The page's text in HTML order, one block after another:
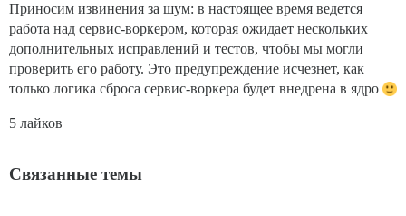
Приносим извинения за шум: в настоящее время ведется
работа над сервис-воркером, которая ожидает нескольких
дополнительных исправлений и тестов, чтобы мы могли
проверить его работу. Это предупреждение исчезнет, как
только логика сброса сервис-воркера будет внедрена в ядро
5 лайков
Связанные темы